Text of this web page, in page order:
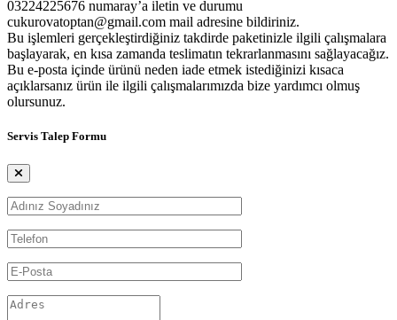
03224225676 numaray’a iletin ve durumu
cukurovatoptan@gmail.com mail adresine bildiriniz.
Bu işlemleri gerçekleştirdiğiniz takdirde paketinizle ilgili çalışmalara
başlayarak, en kısa zamanda teslimatın tekrarlanmasını sağlayacağız.
Bu e-posta içinde ürünü neden iade etmek istediğinizi kısaca
açıklarsanız ürün ile ilgili çalışmalarımızda bize yardımcı olmuş
olursunuz.
Servis Talep Formu